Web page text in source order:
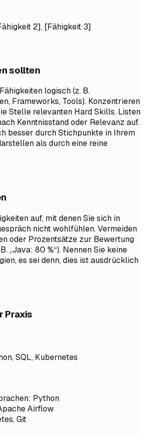
2], [Fähigkeit 3]
sollten
logisch (z. B.
Frameworks, Tools). Konzentrieren
Stelle relevanten Hard Skills. Listen
Kenntnisstand oder Relevanz auf.
besser durch Stichpunkte in Ihrem
als durch eine reine
auf, mit denen Sie sich in
nicht wohlfühlen. Vermeiden
oder Prozentsätze zur Bewertung
„Java: 80 %“). Nennen Sie keine
es sei denn, dies ist ausdrücklich
Praxis
SQL, Kubernetes
Python
Airflow
Git